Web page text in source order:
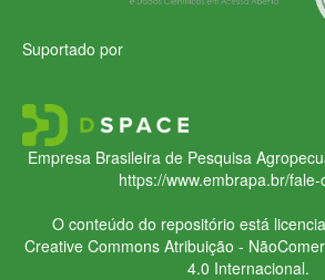
Suportado por
Empresa Brasileira de Pesquisa
https://www.embrapa.br/fale-
O conteúdo do repositório está
Creative CommonsAtribuição -
4.0 Internacional.